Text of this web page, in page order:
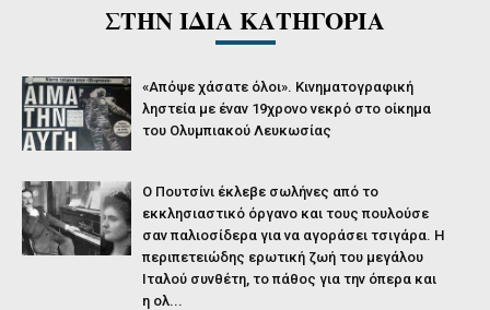
ΣΤΗΝ ΙΔΙΑ ΚΑΤΗΓΟΡΙΑ
«Απόψε χάσατε όλοι». Κινηματογραφική
ληστεία με έναν 19χρονο νεκρό στο οίκημα
του Ολυμπιακού Λευκωσίας
O Πουτσίνι έκλεβε σωλήνες από το
εκκλησιαστικό όργανο και τους πουλούσε
σαν παλιοσίδερα για να αγοράσει τσιγάρα. Η
περιπετειώδης ερωτική ζωή του μεγάλου
Ιταλού συνθέτη, το πάθος για την όπερα και
η ολ...